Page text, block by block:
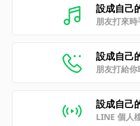
設成自己
朋友打來
設成自己
朋友打給
設成自己
LINE 個人